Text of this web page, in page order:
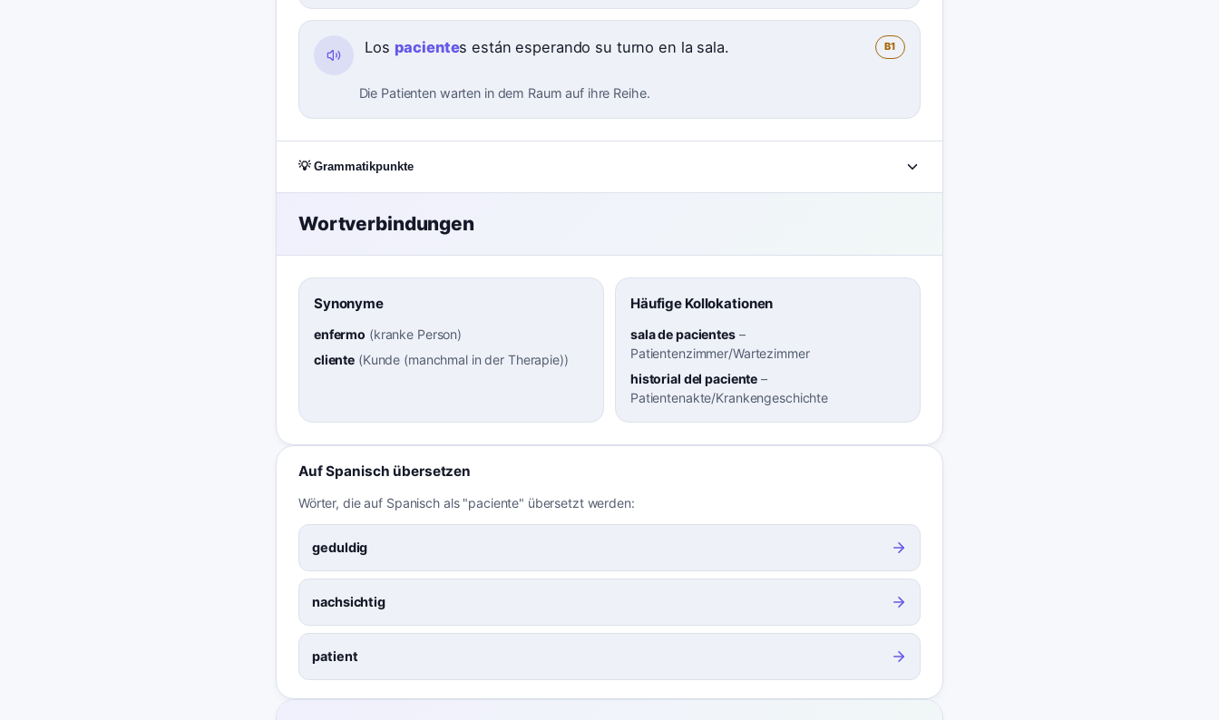
Los pacientes están esperando su turno en la sala. B1
Die Patienten warten in dem Raum auf ihre Reihe.
💡 Grammatikpunkte
Wortverbindungen
Synonyme
enfermo (kranke Person)
cliente (Kunde (manchmal in der Therapie))
Häufige Kollokationen
sala de pacientes–
Patientenzimmer/Wartezimmer
historial del paciente –
Patientenakte/Krankengeschichte
Auf Spanisch übersetzen
Wörter, die auf Spanisch als "paciente" übersetzt werden:
geduldig
nachsichtig
patient